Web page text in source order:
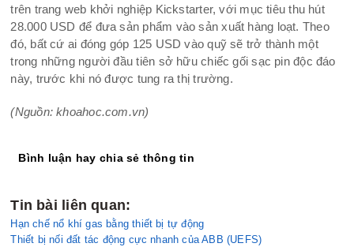
trên trang web khởi nghiệp Kickstarter, với mục tiêu thu hút
28.000 USD để đưa sản phẩm vào sản xuất hàng loạt. Theo
đó, bất cứ ai đóng góp 125 USD vào quỹ sẽ trở thành một
trong những người đầu tiên sở hữu chiếc gối sạc pin độc đáo
này, trước khi nó được tung ra thị trường.
(Nguồn: khoahoc.com.vn)
Bình luận hay chia sẻ thông tin
Tin bài liên quan:
Hạn chế nổ khí gas bằng thiết bị tự động
Thiết bị nối đất tác động cực nhanh của ABB (UEFS)